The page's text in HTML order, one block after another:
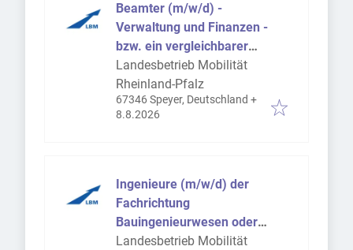
Beamter (m/w/d) -
Verwaltung und Finanzen -
bzw. ein vergleichbarer
Beschäftigter (m/w/d)
Landesbetrieb Mobilität
Rheinland-Pfalz
67346 Speyer, Deutschland +
Veröffentlicht
8.8.2026
Ingenieure (m/w/d) der
Fachrichtung
Bauingenieurwesen oder
einer ähnlichen
Landesbetrieb Mobilität